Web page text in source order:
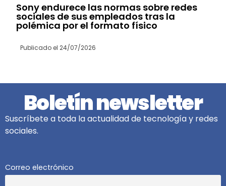
Sony endurece las normas sobre redes
sociales de sus empleados tras la
polémica por el formato físico
Publicado el 24/07/2026
Boletín newsletter
Suscríbete a toda la actualidad de tecnología y redes
sociales.
Correo electrónico